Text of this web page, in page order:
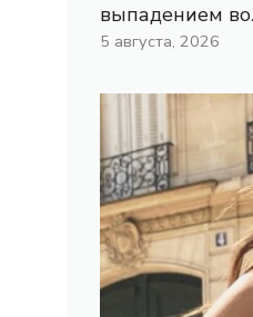
выпадением
5 августа, 2026